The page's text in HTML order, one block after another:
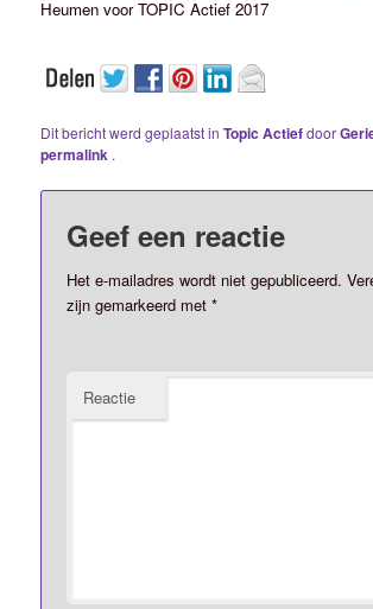
Heumen voor TOPIC Actief 2017
Dit bericht werd geplaatst inTopic Actiefdoor
permalink .
Geef een reactie
Het e-mailadres wordt niet gepubliceerd.
zijn gemarkeerd met*
Reactie